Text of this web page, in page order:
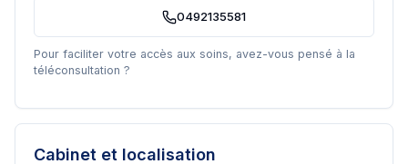
0492135581
Pour faciliter votre accès aux soins, avez-vous pensé à la
téléconsultation ?
Cabinet et localisation